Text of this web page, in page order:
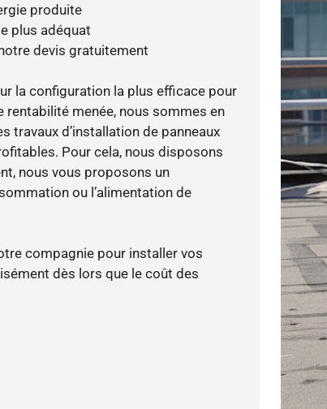
produite
plus adéquat
devis gratuitement
la configuration la plus efficace pour
rentabilité menée, nous sommes en
travaux d’installation de panneaux
Pour cela, nous disposons
nous vous proposons un
ou l’alimentation de
compagnie pour installer vos
dès lors que le coût des